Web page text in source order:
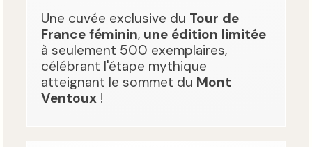
Une cuvée exclusive du Tour de
France féminin, une édition limitée
à seulement 500 exemplaires,
célébrant l'étape mythique
atteignant le sommet du Mont
Ventoux !